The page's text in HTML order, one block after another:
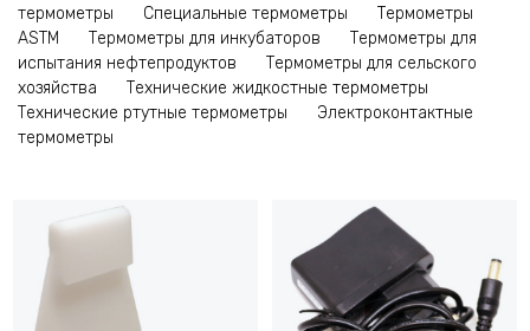
термометры
Специальные термометры
Термометры
ASTM
Термометры для инкубаторов
Термометры для
испытания нефтепродуктов
Термометры для сельского
хозяйства
Технические жидкостные термометры
Технические ртутные термометры
Электроконтактные
термометры